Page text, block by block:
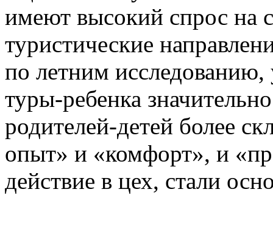
имеют высокий спрос на
туристические
по летним
туры-ребенка
родителей-детей более
опыт» и «комфорт», и
действие в цех, стали